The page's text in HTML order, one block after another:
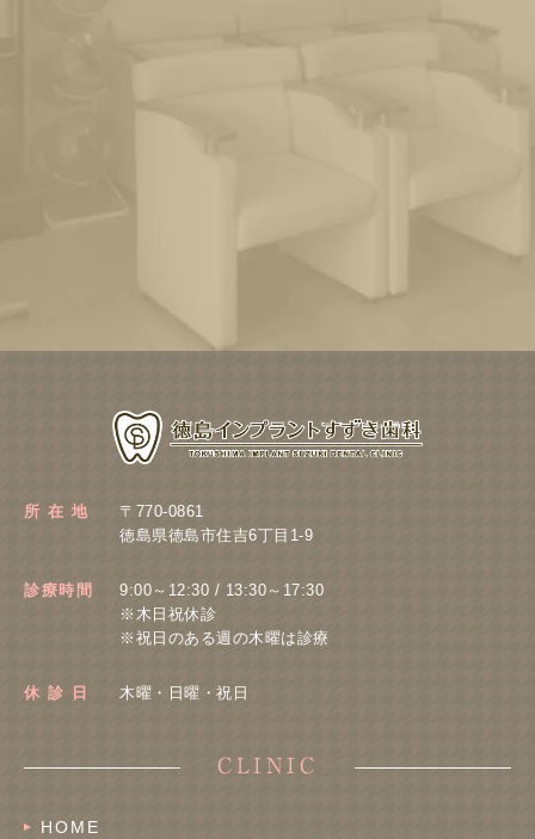
所 在 地
〒770-0861
徳島県徳島市住吉6丁目1-9
診療時間
9:00～12:30 / 13:30～17:30
※木日祝休診
※祝日のある週の木曜は診療
休 診 日 木曜・日曜・祝日
CLINIC
HOME